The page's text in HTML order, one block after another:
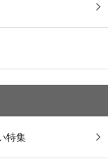
特集